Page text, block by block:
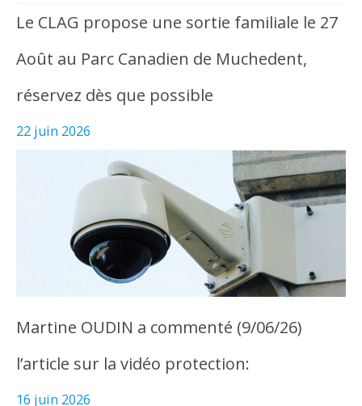
Le CLAG propose une sortie familiale le 27
Août au Parc Canadien de Muchedent,
réservez dès que possible
22 juin 2026
Martine OUDIN a commenté (9/06/26)
l’article sur la vidéo protection:
16 juin 2026